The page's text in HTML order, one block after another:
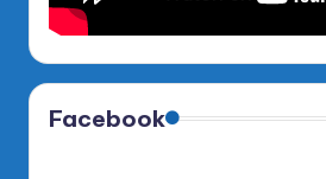
Facebook